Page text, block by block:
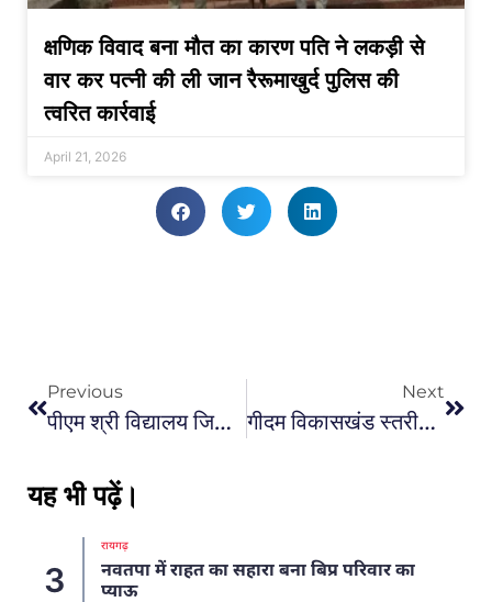
क्षणिक विवाद बना मौत का कारण पति ने लकड़ी से
वार कर पत्नी की ली जान रैरूमाखुर्द पुलिस की
त्वरित कार्रवाई
April 21, 2026
Previous
पीएम श्री विद्यालय जिला स्तरीय समर कैंप का हुआ भव्य समापन…
Next
गीदम विकासखंड स्तरीय शाला प्रवेश उत्सव आयोजन में नि:शुल्क पाठ्य पुस्तक, गणवेश, बैग वितरण किया गया…
यह भी पढ़ें।
रायगढ़
नवतपा में राहत का सहारा बना बिप्र परिवार का
प्याऊ